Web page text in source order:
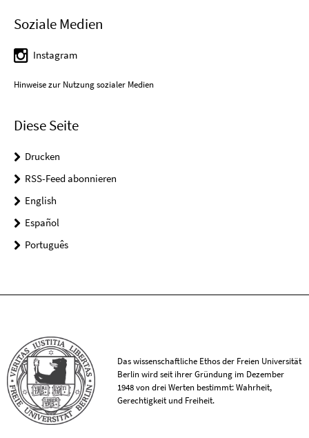
Soziale Medien
Instagram
Hinweise zur Nutzung sozialer Medien
Diese Seite
Drucken
RSS-Feed abonnieren
English
Español
Português
Das wissenschaftliche Ethos der Freien Universität
Berlin wird seit ihrer Gründung im Dezember
1948 von drei Werten bestimmt: Wahrheit,
Gerechtigkeit und Freiheit.